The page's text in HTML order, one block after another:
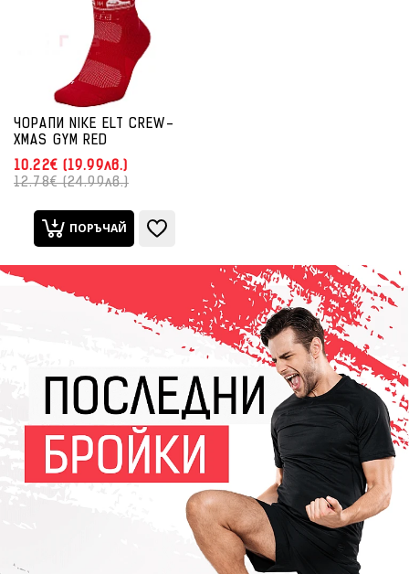
ЧОРАПИ NIKE ELT CREW-
XMAS GYM RED
10.22€ (19.99лв.)
12.78€ (24.99лв.)
ПОРЪЧАЙ